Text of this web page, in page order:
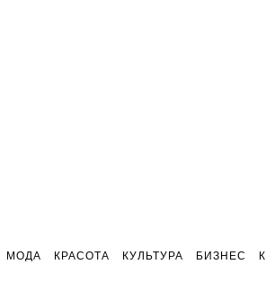
МОДА КРАСОТА КУЛЬТУРА БИЗНЕС